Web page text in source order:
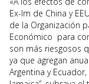
Ex-Im de China y
de la Organización
Económico para
son más riesgosos
ya que agregan
Argentina y